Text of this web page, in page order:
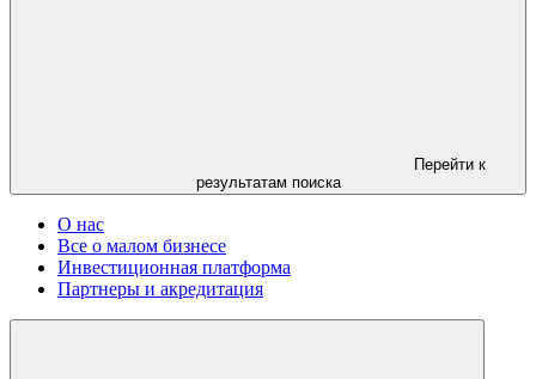
Перейти к
результатам поиска
О нас
Все о малом бизнесе
Инвестиционная платформа
Партнеры и акредитация